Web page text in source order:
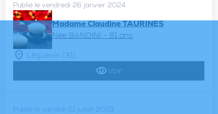
Publié le vendredi 26 janvier 2024
Madame Claudine TAURINES
Née BANDINI - 81 ans
Léguevin (31)
Voir
Publié le samedi 01 juillet 2023